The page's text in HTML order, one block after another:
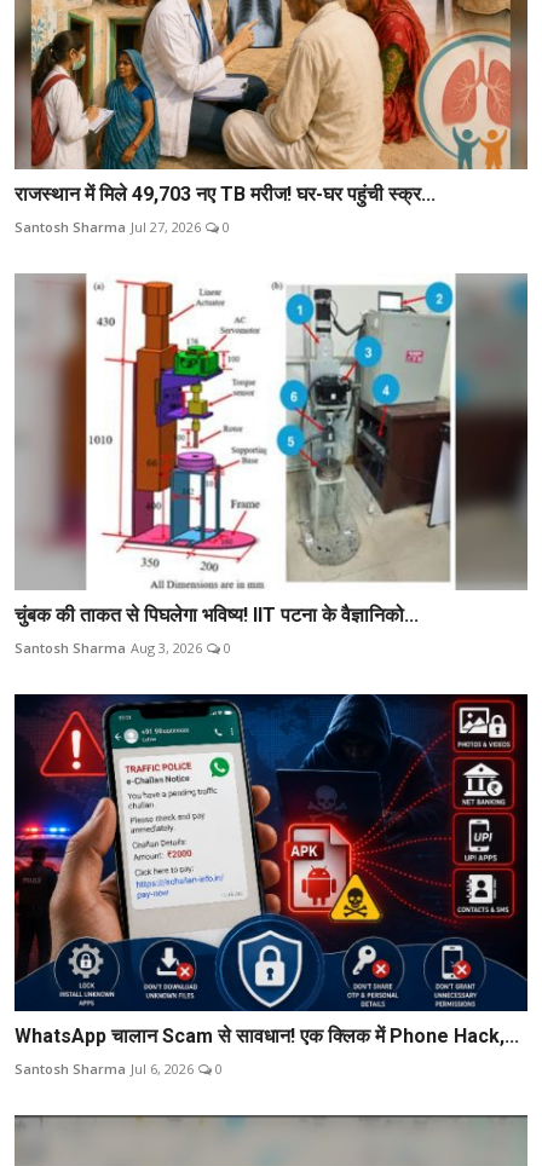
राजस्थान में मिले 49,703 नए TB मरीज! घर-घर पहुंची स्क्र...
Santosh Sharma Jul 27, 2026 0
चुंबक की ताकत से पिघलेगा भविष्य! IIT पटना के वैज्ञानिको...
Santosh Sharma Aug 3, 2026 0
WhatsApp चालान Scam से सावधान! एक क्लिक में Phone Hack,...
Santosh Sharma Jul 6, 2026 0